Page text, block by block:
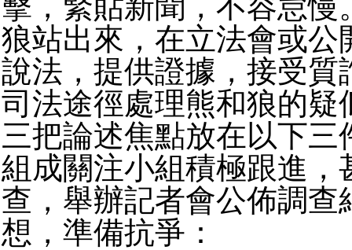
狼站出來，在立法會或公
說法，提供證據，接受質
司法途徑處理熊和狼的疑
三把論述焦點放在以下三
組成關注小組積極跟進，
查，舉辦記者會公佈調查
想，準備抗爭：